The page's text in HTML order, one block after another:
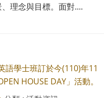
理念與目標。面對....
語學士班訂於今(110)年11
HOUSE DAY」活動。